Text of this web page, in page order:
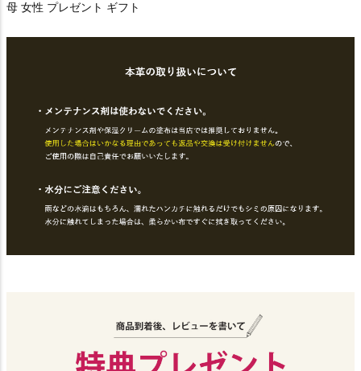
母 女性 プレゼント ギフト